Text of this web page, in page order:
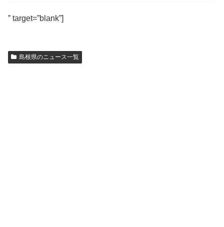
” target=”blank”]
島根県のニュース一覧